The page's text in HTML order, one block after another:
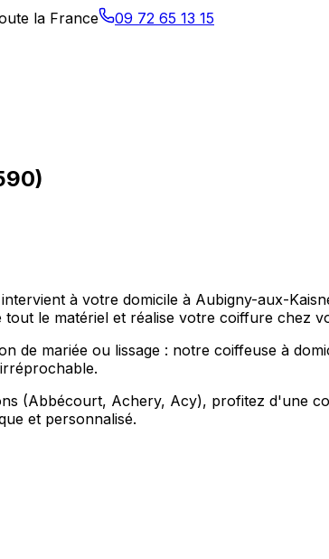
la France 09 72 65 13 15
à votre domicile à Aubigny-aux-
le matériel et réalise votre coiffure chez
de mariée ou lissage : notre coiffeuse à
(Abbécourt, Achery, Acy), profitez d'une
et personnalisé.